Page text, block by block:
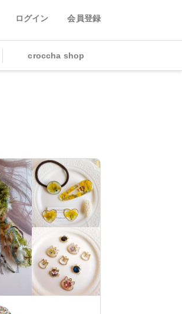
ログイン 会員登録
croccha shop